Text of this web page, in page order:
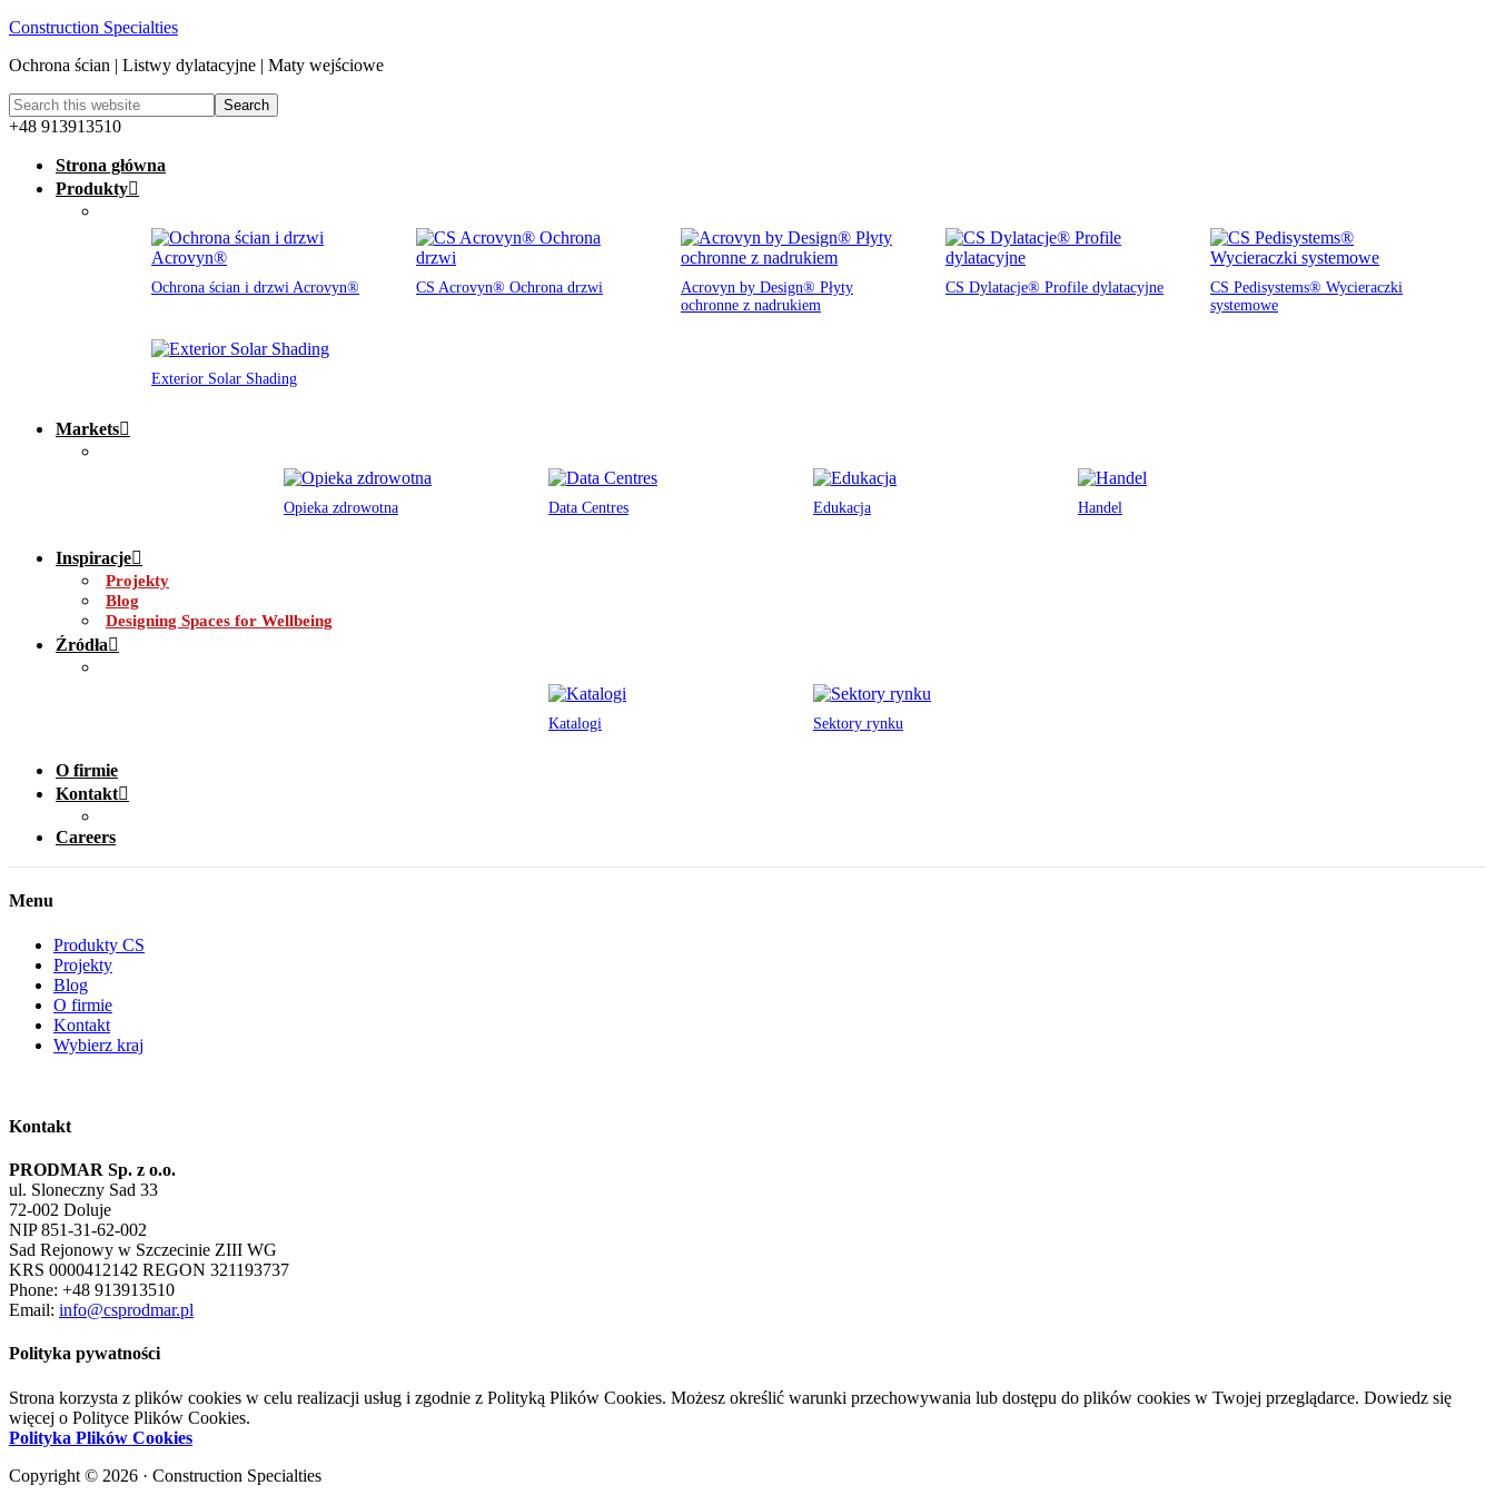
Construction Specialties
Ochrona ścian | Listwy dylatacyjne | Maty wejściowe
+48 913913510
Strona główna
Produkty
Ochrona ścian i drzwi Acrovyn® CS Acrovyn® Ochrona drzwi
Acrovyn by Design® Płyty
ochronne z nadrukiem
CS Dylatacje® Profile dylatacyjne
CS Pedisystems® Wycieraczki
systemowe
Exterior Solar Shading
Markets
Opieka zdrowotna Data Centres Edukacja Handel
Inspiracje
Projekty
Blog
Designing Spaces for Wellbeing
Źródła
Katalogi Sektory rynku
O firmie
Kontakt
Careers
Menu
Produkty CS
Projekty
Blog
O firmie
Kontakt
Wybierz kraj
Kontakt
PRODMAR Sp. z o.o.
ul. Sloneczny Sad 33
72-002 Doluje
NIP 851-31-62-002
Sad Rejonowy w Szczecinie ZIII WG
KRS 0000412142 REGON 321193737
Phone: +48 913913510
Email: info@csprodmar.pl
Polityka pywatności
Strona korzysta z plików cookies w celu realizacji usług i zgodnie z Polityką Plików Cookies. Możesz określić warunki przechowywania lub dostępu do plików cookies w Twojej przeglądarce. Dowiedz się
więcej o Polityce Plików Cookies.
Polityka Plików Cookies
Copyright © 2026 · Construction Specialties